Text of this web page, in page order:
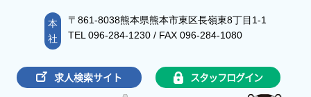
本
社
〒861-8038熊本県熊本市東区長嶺東8丁目1-1
TEL 096-284-1230 / FAX 096-284-1080
求人検索サイト スタッフログイン